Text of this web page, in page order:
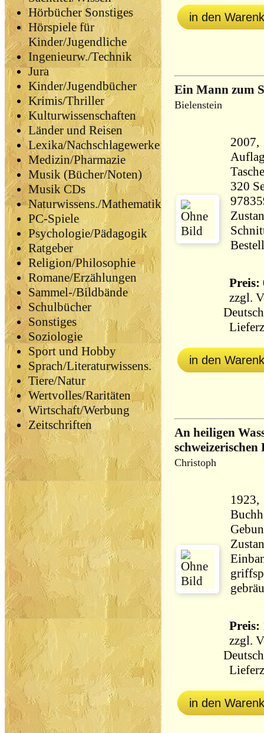
Hörbücher Sonstiges
Hörspiele für
Kinder/Jugendliche
Ingenieurw./Technik
Jura
Kinder/Jugendbücher
Krimis/Thriller
Kulturwissenschaften
Länder und Reisen
Lexika/Nachschlagewerke
Medizin/Pharmazie
Musik (Bücher/Noten)
Musik CDs
Naturwissens./Mathematik
PC-Spiele
Psychologie/Pädagogik
Ratgeber
Religion/Philosophie
Romane/Erzählungen
Sammel-/Bildbände
Schulbücher
Sonstiges
Soziologie
Sport und Hobby
Sprach/Literaturwissens.
Tiere/Natur
Wertvolles/Raritäten
Wirtschaft/Werbung
Zeitschriften
in den
Ein Mann zum
Bielenstein
2007,
320 Seiten
Preis:
zzgl.
in den
An heiligen
schweizerischen
Christoph
1923,
Preis:
zzgl.
in den